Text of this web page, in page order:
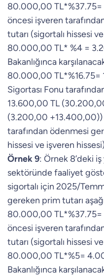
80.000,00
öncesi işveren
tutarı (sigortalı hissesi
80.000,00 TL* %4 =
Bakanlığınca
80.000,00 TL*%16.75=
Sigortası Fonu
13.600,00 TL
(3.200,00 +13.400,00))
tarafından ödenmesi
hissesi ve işveren
Örnek 9: Örnek 8’deki
sektöründe faaliyet
sigortalı için 2025/
gereken prim tutarı
80.000,00
öncesi işveren
tutarı (sigortalı hissesi
80.000,00 TL*%5=
Bakanlığınca